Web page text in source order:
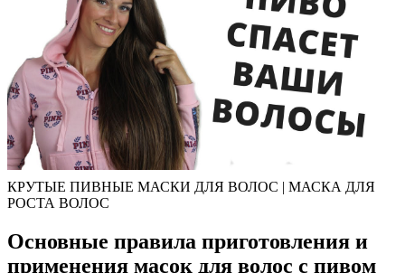
КРУТЫЕ ПИВНЫЕ МАСКИ ДЛЯ ВОЛОС | МАСКА ДЛЯ
РОСТА ВОЛОС
Основные правила приготовления и
применения масок для волос с пивом